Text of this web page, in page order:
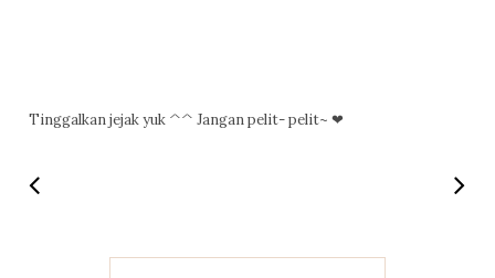
Tinggalkan jejak yuk ^^ Jangan pelit- pelit~ ❤